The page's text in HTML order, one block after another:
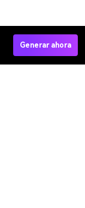
Generar ahora